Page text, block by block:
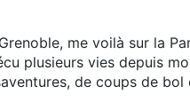
me voilà sur la
plusieurs vies depuis
de coups de